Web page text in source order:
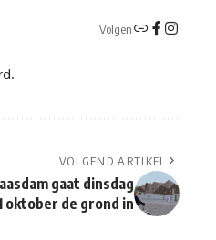
Volgen
VOLGEND ARTIKEL
gaat dinsdag
oktober de grond in